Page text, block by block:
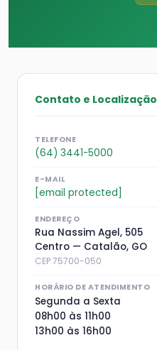
Contato e Localização
TELEFONE
(64) 3441-5000
E-MAIL
[email protected]
ENDEREÇO
Rua Nassim Agel, 505
Centro — Catalão, GO
CEP 75700-050
HORÁRIO DE ATENDIMENTO
Segunda a Sexta
08h00 às 11h00
13h00 às 16h00